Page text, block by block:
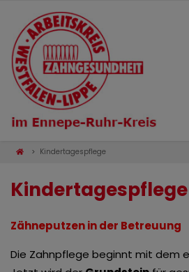
Kindertagespflege
Kindertagespflege
Zähneputzen in der Betreuung
Die Zahnpflege beginnt mit dem